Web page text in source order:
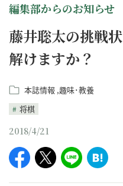
編集部からのお知らせ
藤井聡太の挑戦
解けますか？
本誌情報 趣味･教養
将棋
2018/4/21